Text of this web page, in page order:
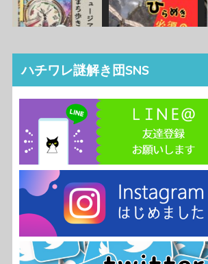
Instagram でフォロー
ハチワレ謎解き団SNS